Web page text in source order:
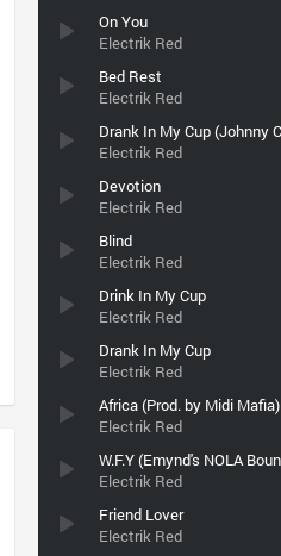
On You
Electrik Red
Bed Rest
Electrik Red
Electrik Red
Devotion
Electrik Red
Blind
Electrik Red
Drink In My Cup
Electrik Red
Drank In My Cup
Electrik Red
Africa (Prod. by Midi Mafia)
Electrik Red
Electrik Red
Friend Lover
Electrik Red